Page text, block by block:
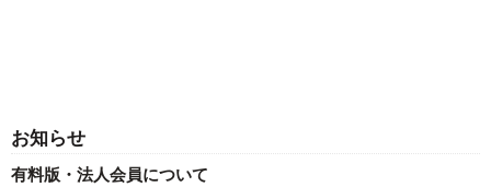
お知らせ
有料版・法人会員について